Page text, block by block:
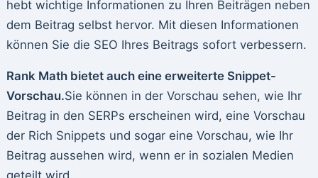
hebt wichtige Informationen zu Ihren Beiträgen neben
dem Beitrag selbst hervor. Mit diesen Informationen
können Sie die SEO Ihres Beitrags sofort verbessern.
Rank Math bietet auch eine erweiterte Snippet-
Vorschau.Sie können in der Vorschau sehen, wie Ihr
Beitrag in den SERPs erscheinen wird, eine Vorschau
der Rich Snippets und sogar eine Vorschau, wie Ihr
Beitrag aussehen wird, wenn er in sozialen Medien